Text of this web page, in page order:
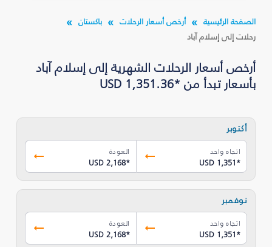
الصفحة الرئيسية أرخص أسعار الرحلات
باكستان
رحلات إلى إسلام آباد
أرخص أسعار الرحلات الشهرية إلى إسلام آباد
بأسعار تبدأ من *USD 1,351.36
أكتوبر
اتجاه واحد
USD 1,351*
العودة
USD 2,168*
نوفمبر
اتجاه واحد
USD 1,351*
العودة
USD 2,168*